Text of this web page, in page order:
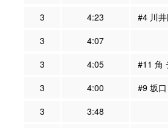
3
4:23 #4 川
3
4:07
3
4:05
#11 角
3
4:00
#9 坂
3
3:48